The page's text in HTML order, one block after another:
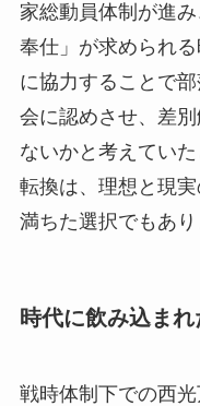
家総動員体制が進
奉仕」が求められ
に協力することで
会に認めさせ、差
ないかと考えてい
転換は、理想と現
満ちた選択でもあり
時代に飲み込ま
戦時体制下での西